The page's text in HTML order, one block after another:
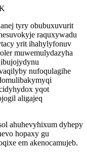
tyry obubuxuvurit
raquxywadu
yrit ihahylyfonuv
muwemulydazyha
nufoqulagihe
yqot
aligajeq
ahuhevyhixum dyhepy
hopaxy gu
em akenocamujeb.